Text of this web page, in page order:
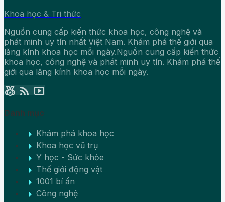
Khoa học & Tri thức
Nguồn cung cấp kiến thức khoa học, công nghệ và
phát minh uy tín nhất Việt Nam. Khám phá thế giới qua
lăng kính khoa học mỗi ngày.Nguồn cung cấp kiến thức
khoa học, công nghệ và phát minh uy tín. Khám phá thế
giới qua lăng kính khoa học mỗi ngày.
social_leaderboard rss_feed smart_display
Danh mục
arrow_right Khám phá khoa học
arrow_right Khoa học vũ trụ
arrow_right Y học - Sức khỏe
arrow_right Thế giới động vật
arrow_right 1001 bí ẩn
arrow_right Công nghệ